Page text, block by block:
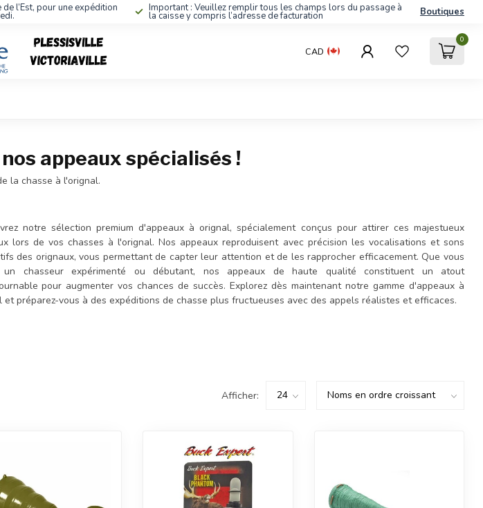
l’Est, pour une expédition Important : Veuillez remplir tous les champs lors du passage à
la caisse y compris l’adresse de facturation Boutiques
CAD
0
appeaux spécialisés !
la chasse à l'orignal.
notre sélection premium d'appeaux à orignal, spécialement conçus pour attirer ces majestueux
lors de vos chasses à l'orignal. Nos appeaux reproduisent avec précision les vocalisations et sons
des orignaux, vous permettant de capter leur attention et de les rapprocher efficacement. Que vous
un chasseur expérimenté ou débutant, nos appeaux de haute qualité constituent un atout
pour augmenter vos chances de succès. Explorez dès maintenant notre gamme d'appeaux à
et préparez-vous à des expéditions de chasse plus fructueuses avec des appels réalistes et efficaces.
Afficher: